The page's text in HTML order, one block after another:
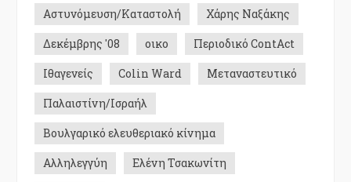
Αστυνόμευση/Καταστολή
Χάρης Ναξάκης
Δεκέμβρης '08
οικο
Περιοδικό ContAct
Ιθαγενείς
Colin Ward
Μεταναστευτικό
Παλαιστίνη/Ισραήλ
Βουλγαρικό ελευθεριακό κίνημα
Αλληλεγγύη
Ελένη Τσακωνίτη